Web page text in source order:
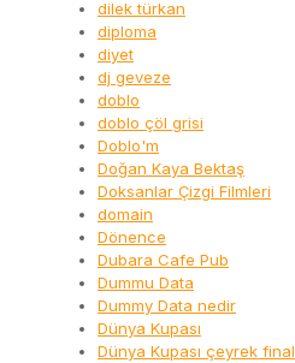
dilek türkan
diploma
diyet
dj geveze
doblo
doblo çöl grisi
Doblo'm
Doğan Kaya Bektaş
Doksanlar Çizgi Filmleri
domain
Dönence
Dubara Cafe Pub
Dummu Data
Dummy Data nedir
Dünya Kupası
Dünya Kupası çeyrek final